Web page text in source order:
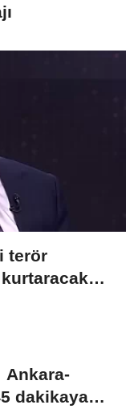
terör
Ankara-
dakikaya